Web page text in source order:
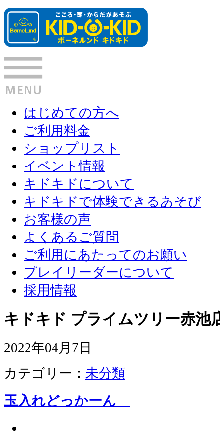
はじめての方へ
ご利用料金
ショップリスト
イベント情報
キドキドについて
キドキドで体験できるあそび
お客様の声
よくあるご質問
ご利用にあたってのお願い
プレイリーダーについて
採用情報
キドキド プライムツリー赤池
2022年04月7日
カテゴリー： 未分類
玉入れどっかーん